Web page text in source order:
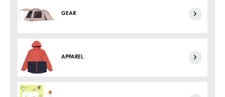
GEAR
APPAREL